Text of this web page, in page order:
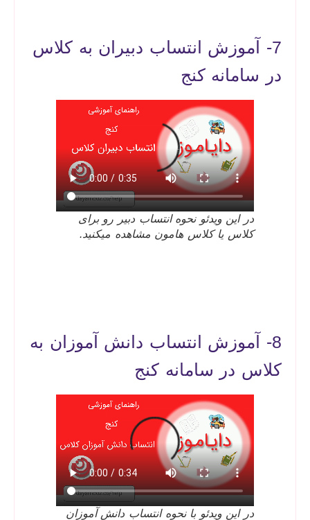
7- آموزش انتساب دبیران به کلاس
در سامانه کنج
در این ویدئو نحوه انتساب دبیر رو برای
کلاس یا کلاس هامون مشاهده میکنید.
8- آموزش انتساب دانش آموزان به
کلاس در سامانه کنج
در این ویدئو با نحوه انتساب دانش آموزان